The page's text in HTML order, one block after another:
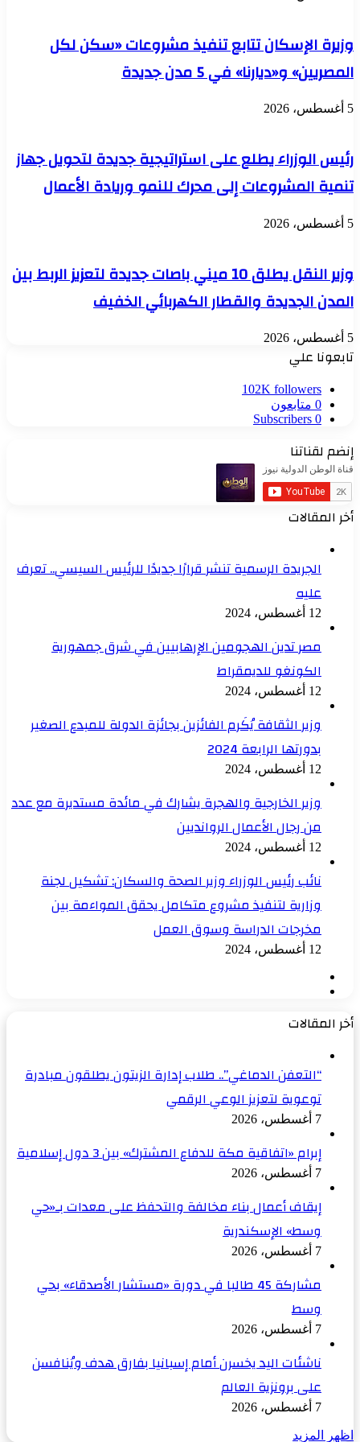
وزيرة الإسكان تتابع تنفيذ مشروعات «سكن لكل
المصريين» و«ديارنا» في 5 مدن جديدة
5 أغسطس، 2026
رئيس الوزراء يطلع على استراتيجية جديدة لتحويل جهاز
تنمية المشروعات إلى محرك للنمو وريادة الأعمال
5 أغسطس، 2026
وزير النقل يطلق 10 ميني باصات جديدة لتعزيز الربط بين
المدن الجديدة والقطار الكهربائي الخفيف
5 أغسطس، 2026
تابعونا علي
102K followers
0 متابعون
0
Subscribers
إنضم لقناتنا
أخر المقالات
الجريدة الرسمية تنشر قرارًا جديدًا للرئيس السيسي.. تعرف
عليه
12 أغسطس، 2024
مصر تدين الهجومين الإرهابيين في شرق جمهورية
الكونغو للديمقراط
12 أغسطس، 2024
وزير الثقافة يُكَرم الفائزين بجائزة الدولة للمبدع الصغير
بدورتها الرابعة 2024
12 أغسطس، 2024
وزير الخارجية والهجرة يشارك في مائدة مستديرة مع عدد
من رجال الأعمال الروانديين
12 أغسطس، 2024
نائب رئيس الوزراء وزير الصحة والسكان: تشكيل لجنة
وزارية لتنفيذ مشروع متكامل يحقق المواءمة بين
مخرجات الدراسة وسوق العمل
12 أغسطس، 2024
أخر المقالات
“التعفن الدماغي”.. طلاب إدارة الزيتون يطلقون مبادرة
توعوية لتعزيز الوعي الرقمي
7 أغسطس، 2026
إبرام «اتفاقية مكة للدفاع المشترك» بين 3 دول إسلامية
7 أغسطس، 2026
إيقاف أعمال بناء مخالفة والتحفظ على معدات بـ«حي
وسط» الإسكندرية
7 أغسطس، 2026
مشاركة 45 طالبا في دورة «مستشار الأصدقاء» بحي
وسط
7 أغسطس، 2026
ناشئات اليد يخسرن أمام إسبانيا بفارق هدف ويُنافسن
على برونزية العالم
7 أغسطس، 2026
اظهر المزيد